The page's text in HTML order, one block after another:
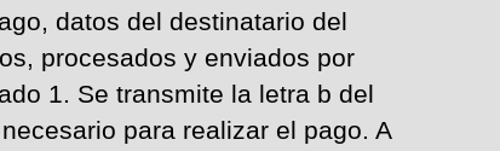
datos del destinatario del
procesados y enviados por
1. Se transmite la letra b del
para realizar el pago. A